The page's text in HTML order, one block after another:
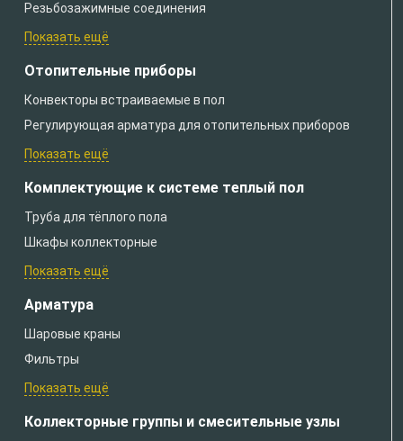
Резьбозажимные соединения
Показать ещё
Отопительные приборы
Конвекторы встраиваемые в пол
Регулирующая арматура для отопительных приборов
Показать ещё
Комплектующие к системе теплый пол
Труба для тёплого пола
Шкафы коллекторные
Показать ещё
Арматура
Шаровые краны
Фильтры
Показать ещё
Коллекторные группы и смесительные узлы